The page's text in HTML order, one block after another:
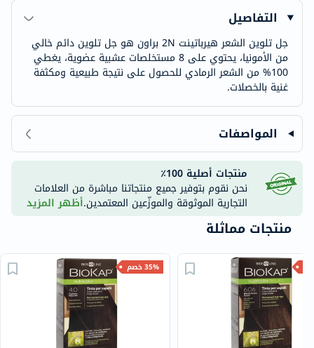
التفاصيل
جل تلوين الشعر هيرباتينت 2N براون هو جل تلوين دائم خالي
من الأمونيا، يحتوي على 8 مستخلصات عشبية عضوية، يغطي
100% من الشعر الرمادي للحصول على نتيجة طبيعية ومكثفة
غنية بالخصلات.
المواصفات
منتجات أصلية 100٪
نحن نقوم بتوفير جميع منتجاتنا مباشرة من العلامات
التجارية الموثوقة والموزّعين المعتمدين.أظهر المزيد
منتجات مماثلة
35% خصم